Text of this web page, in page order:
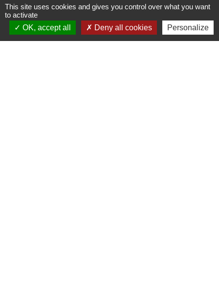
This site uses cookies and gives you control over what you want
to activate
OK, accept all
Deny all cookies Personalize